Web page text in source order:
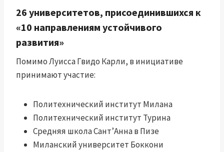
26 университетов, присоединившихся к
«10 направлениям устойчивого
развития»
Помимо Луисса Гвидо Карли, в инициативе
принимают участие:
Политехнический институт Милана
Политехнический институт Турина
Средняя школа Сант’Анна в Пизе
Миланский университет Боккони